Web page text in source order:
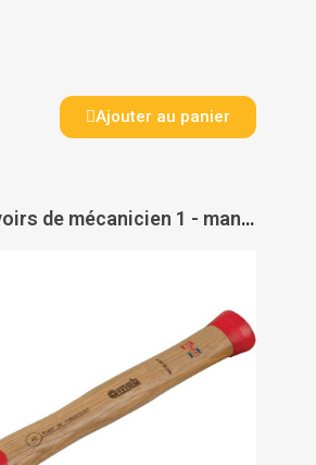
Ajouter au panier
Marteaux rivoirs de mécanicien 1 - manche carbone et hickory - MOB